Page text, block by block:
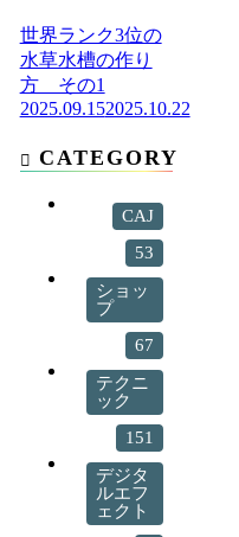
世界ランク3位の
水草水槽の作り
方 その1
2025.09.152025.10.22
CATEGORY
CAJ
53
ショッ
プ
67
テクニ
ック
151
デジタ
ルエフ
ェクト